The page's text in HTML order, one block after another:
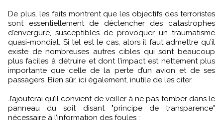
De plus, les faits montrent que les objectifs des terroristes
sont essentiellement de déclencher des catastrophes
d’envergure, susceptibles de provoquer un traumatisme
quasi-mondial. Si tel est le cas, alors il faut admettre qu’il
existe de nombreuses autres cibles qui sont beaucoup
plus faciles à détruire et dont l’impact est nettement plus
importante que celle de la perte d’un avion et de ses
passagers. Bien sûr, ici également, inutile de les citer.
J’ajouterai qu’il convient de veiller à ne pas tomber dans le
panneau du soit disant "principe de transparence"
nécessaire à l’information des foules :